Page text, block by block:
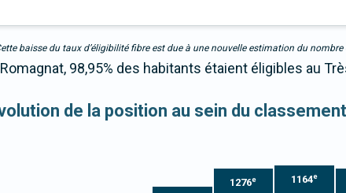
baisse du taux d’éligibilité fibre est due à une nouvelle estimation du
98,95% des habitants étaient éligibles au
de la position au sein du
1276e 1164e